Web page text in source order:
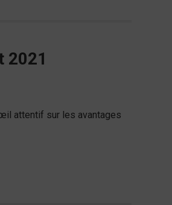
2021
attentif sur les avantages